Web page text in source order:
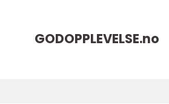
GODOPPLEVELSE.no